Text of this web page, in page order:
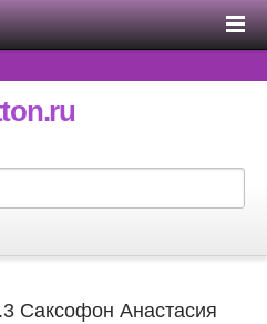
Саксофон Анастасия